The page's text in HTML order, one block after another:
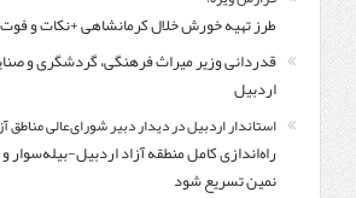
طرز تهیه خورش خلال کرمانشاهی +نکات و
قدردانی وزیر میراث فرهنگی، گردشگری و
اردبیل
استاندار اردبیل در دیدار دبیر شورای‌عالی مناطق
راه‌اندازی کامل منطقه آزاد اردبیل-بیله‌سوار
نمین تسریع شود